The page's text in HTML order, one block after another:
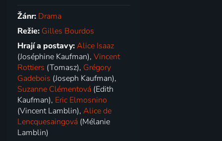
Žánr: Drama
Režie: Gilles Bourdos
Hrají a postavy:Alice Isaaz
(Joséphine Kaufman),Vincent
Rottiers (Tomasz), Grégory
Gadebois (Joseph Kaufman),
Suzanne Clémentová (Edith
Kaufman), Eric Elmosnino
(Vincent Lamblin),Alice de
Lencquesaingová (Mélanie
Lamblin)